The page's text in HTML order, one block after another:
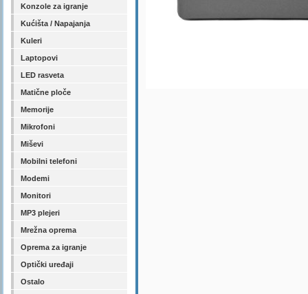
Konzole za igranje
Kućišta / Napajanja
Kuleri
Laptopovi
LED rasveta
Matične ploče
Memorije
Mikrofoni
Miševi
Mobilni telefoni
Modemi
Monitori
MP3 plejeri
Mrežna oprema
Oprema za igranje
Optički uređaji
Ostalo